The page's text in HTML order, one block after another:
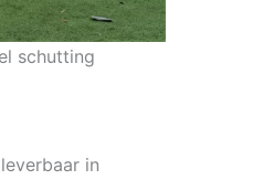
schutting
in